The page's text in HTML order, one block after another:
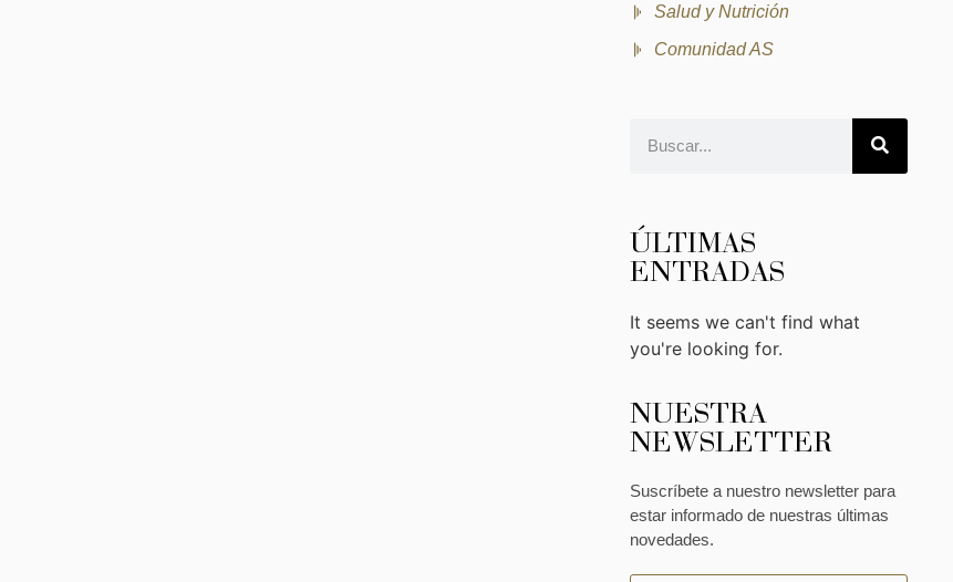
Salud y Nutrición
Comunidad AS
ÚLTIMAS
ENTRADAS
It seems we can't find what
you're looking for.
NUESTRA
NEWSLETTER
Suscríbete a nuestro newsletter para
estar informado de nuestras últimas
novedades.